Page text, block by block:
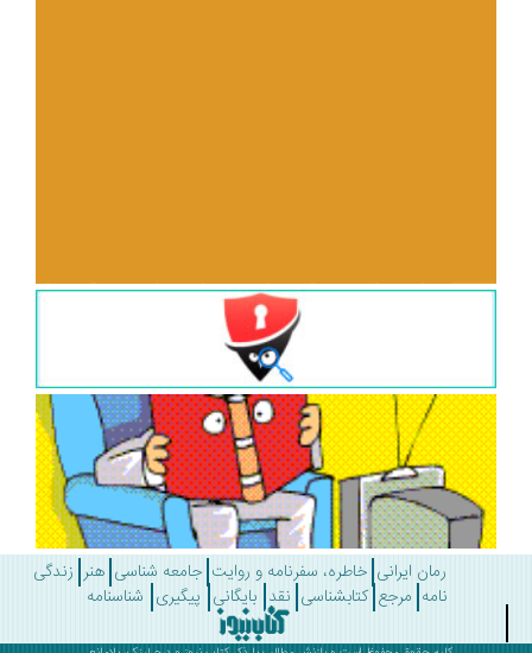
رمان ایرانی خاطره، سفرنامه و روایت جامعه شناسی هنر زندگی
مرجع کتابشناسی نقد بایگانی پیگیری شناسنامه